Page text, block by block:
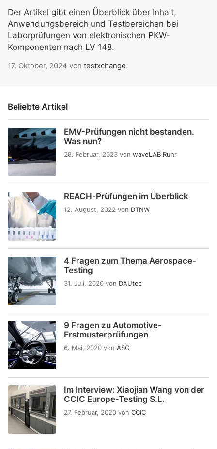
Der Artikel gibt einen Überblick über Inhalt,
Anwendungsbereich und Testbereichen bei
Laborprüfungen von elektronischen PKW-
Komponenten nach LV 148.
17. Oktober, 2024 von testxchange
Beliebte Artikel
EMV-Prüfungen nicht bestanden.
Was nun?
28. Februar, 2023 von waveLAB Ruhr
REACH-Prüfungen im Überblick
12. August, 2022 von DTNW
4 Fragen zum Thema Aerospace-
Testing
31. Juli, 2020 von DAUtec
9 Fragen zu Automotive-
Erstmusterprüfungen
6. Mai, 2020 von ASO
Im Interview: Xiaojian Wang von der
CCIC Europe-Testing S.L.
27. Februar, 2020 von CCIC